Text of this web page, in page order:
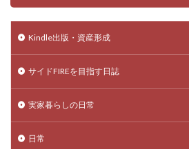
Kindle出版・資産形成
サイドFIREを目指す日誌
実家暮らしの日常
日常